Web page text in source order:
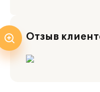
Отзыв